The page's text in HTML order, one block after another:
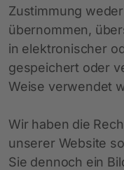
Zustimmung
übernommen,
in elektronischer
gespeichert oder
Weise verwendet
Wir haben die
unserer Website
Sie dennoch ein